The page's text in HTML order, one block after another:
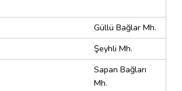
Güllü Bağlar Mh.
Şeyhli Mh.
Sapan Bağları
Mh.